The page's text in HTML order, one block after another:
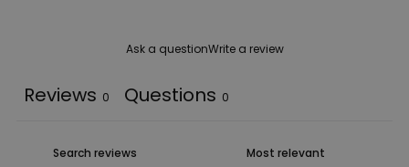
Ask a questionWrite a review
Reviews 0 Questions 0